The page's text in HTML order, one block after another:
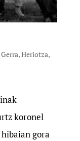
Gerra,Heriotza,
koronel
gora